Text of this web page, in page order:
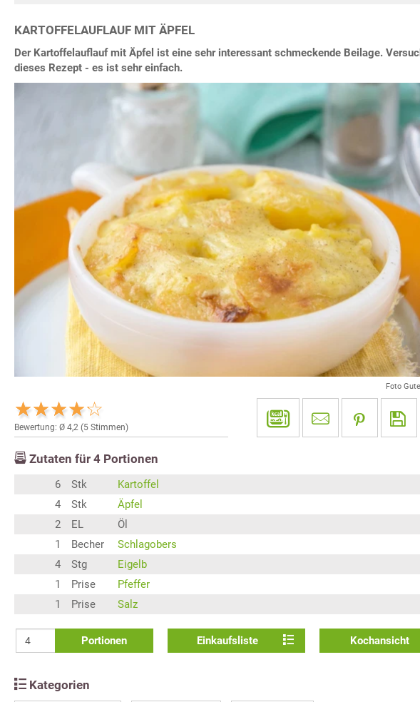
KARTOFFELAUFLAUF MIT ÄPFEL
Der Kartoffelauflauf mit Äpfel ist eine sehr interessant schmeckende Beilage.
dieses Rezept - es ist sehr einfach.
Foto
Bewertung: Ø 4,2 (5 Stimmen)
Zutaten für 4 Portionen
6 Stk
Kartoffel
4
Stk
Äpfel
2
EL
Öl
1
Becher
Schlagobers
4
Stg
Eigelb
1
Prise
Pfeffer
1
Prise Salz
Portionen Einkaufsliste Kochansicht
Kategorien